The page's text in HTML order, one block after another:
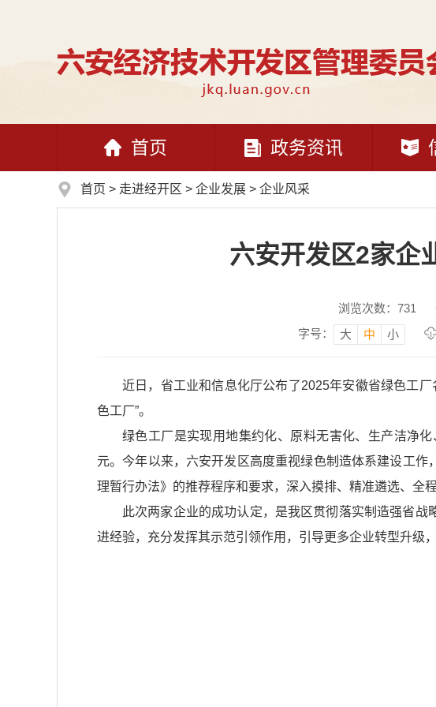
首页 政务资讯
首页 > 走进经开区 > 企业发展 > 企业风采
六安开发区2家企
浏览次数： 731
字号：
大 中 小
近日，省工业和信息化厅公布了2025年安徽省绿色工
色工厂”。
绿色工厂是实现用地集约化、原料无害化、生产洁净
元。今年以来，六安开发区高度重视绿色制造体系建设工
理暂行办法》的推荐程序和要求，深入摸排、精准遴选、全
此次两家企业的成功认定，是我区贯彻落实制造强省
进经验，充分发挥其示范引领作用，引导更多企业转型升级